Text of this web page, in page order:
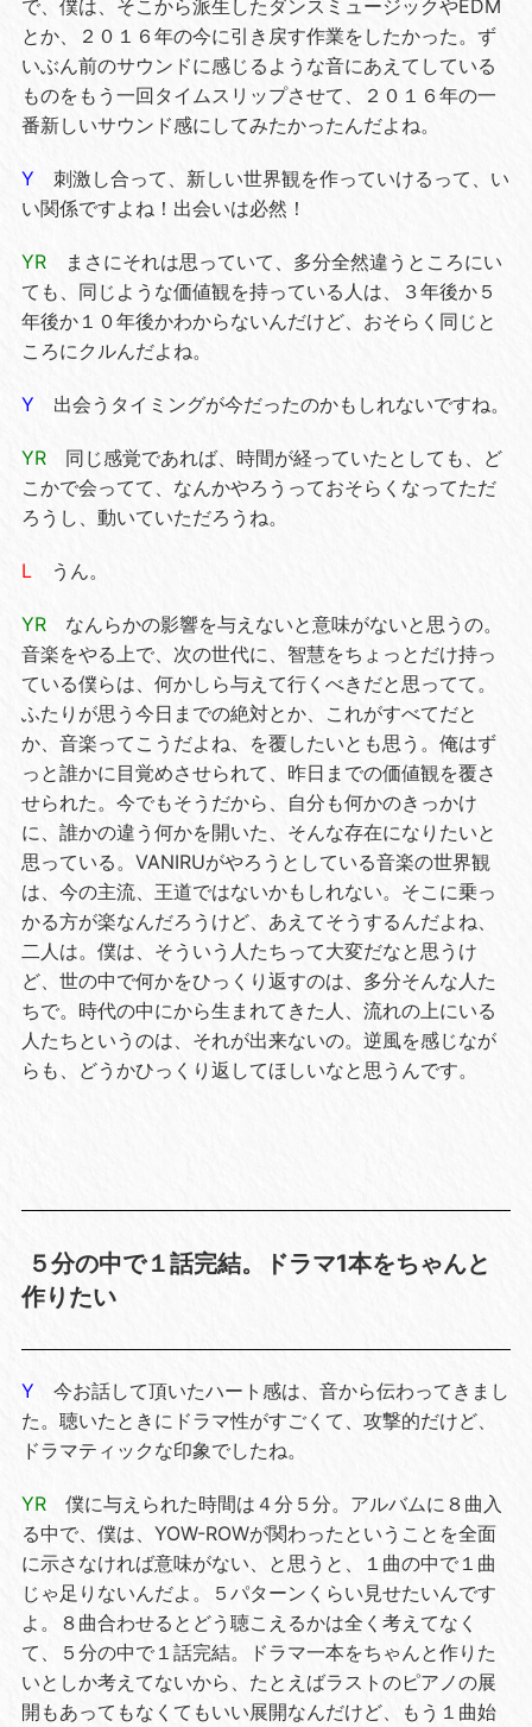
で、僕は、そこから派生したダンスミュージックやEDM
とか、２０１６年の今に引き戻す作業をしたかった。ず
いぶん前のサウンドに感じるような音にあえてしている
ものをもう一回タイムスリップさせて、２０１６年の一
番新しいサウンド感にしてみたかったんだよね。
Y 刺激し合って、新しい世界観を作っていけるって、い
い関係ですよね！出会いは必然！
YR
まさにそれは思っていて、多分全然違うところにい
ても、同じような価値観を持っている人は、３年後か５
年後か１０年後かわからないんだけど、おそらく同じと
ころにクルんだよね。
Y 出会うタイミングが今だったのかもしれないですね。
YR 同じ感覚であれば、時間が経っていたとしても、ど
こかで会ってて、なんかやろうっておそらくなってただ
ろうし、動いていただろうね。
L うん。
YR なんらかの影響を与えないと意味がないと思うの。
音楽をやる上で、次の世代に、智慧をちょっとだけ持っ
ている僕らは、何かしら与えて行くべきだと思ってて。
ふたりが思う今日までの絶対とか、これがすべてだと
か、音楽ってこうだよね、を覆したいとも思う。俺はず
っと誰かに目覚めさせられて、昨日までの価値観を覆さ
せられた。今でもそうだから、自分も何かのきっかけ
に、誰かの違う何かを開いた、そんな存在になりたいと
思っている。VANIRUがやろうとしている音楽の世界観
は、今の主流、王道ではないかもしれない。そこに乗っ
かる方が楽なんだろうけど、あえてそうするんだよね、
二人は。僕は、そういう人たちって大変だなと思うけ
ど、世の中で何かをひっくり返すのは、多分そんな人た
ちで。時代の中にから生まれてきた人、流れの上にいる
人たちというのは、それが出来ないの。逆風を感じなが
らも、どうかひっくり返してほしいなと思うんです。
５分の中で１話完結。ドラマ1本をちゃんと
作りたい
Y 今お話して頂いたハート感は、音から伝わってきまし
た。聴いたときにドラマ性がすごくて、攻撃的だけど、
ドラマティックな印象でしたね。
YR 僕に与えられた時間は４分５分。アルバムに８曲入
る中で、僕は、YOW-ROWが関わったということを全面
に示さなければ意味がない、と思うと、１曲の中で１曲
じゃ足りないんだよ。５パターンくらい見せたいんです
よ。８曲合わせるとどう聴こえるかは全く考えてなく
て、５分の中で１話完結。ドラマ一本をちゃんと作りた
いとしか考えてないから、たとえばラストのピアノの展
開もあってもなくてもいい展開なんだけど、もう１曲始